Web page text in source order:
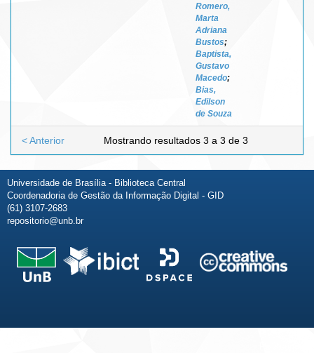
Romero,
Marta
Adriana
Bustos;
Baptista,
Gustavo
Macedo;
Bias,
Edilson
de Souza
Mostrando resultados 3 a 3 de 3
< Anterior
Universidade de Brasília - Biblioteca Central
Coordenadoria de Gestão da Informação Digital - GID
(61) 3107-2683
repositorio@unb.br